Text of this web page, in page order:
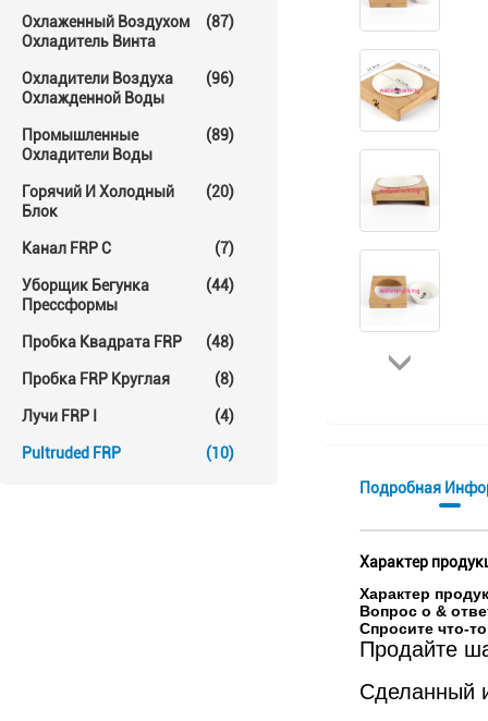
Охлаженный Воздухом
Охладитель Винта
(87)
Охладители Воздуха
Охлажденной Воды
(96)
Промышленные
Охладители Воды
(89)
Горячий И Холодный
Блок
(20)
Канал FRP C (7)
Уборщик Бегунка
Прессформы
(44)
Пробка Квадрата FRP (48)
Пробка FRP Круглая (8)
Лучи FRP I (4)
Pultruded FRP
(10)
Подробная
Характер
Характер
Вопрос о &
Спросите что-
Продайте
Сделанный